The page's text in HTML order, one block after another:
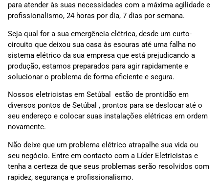
para atender às suas necessidades com a máxima agilidade e
profissionalismo, 24 horas por dia, 7 dias por semana.
Seja qual for a sua emergência elétrica, desde um curto-
circuito que deixou sua casa às escuras até uma falha no
sistema elétrico da sua empresa que está prejudicando a
produção, estamos preparados para agir rapidamente e
solucionar o problema de forma eficiente e segura.
Nossos eletricistas em Setúbal estão de prontidão em
diversos pontos de Setúbal , prontos para se deslocar até o
seu endereço e colocar suas instalações elétricas em ordem
novamente.
Não deixe que um problema elétrico atrapalhe sua vida ou
seu negócio. Entre em contacto com a Líder Eletricistas e
tenha a certeza de que seus problemas serão resolvidos com
rapidez, segurança e profissionalismo.